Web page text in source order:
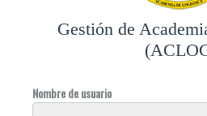
Gestión de
Nombre de usuario